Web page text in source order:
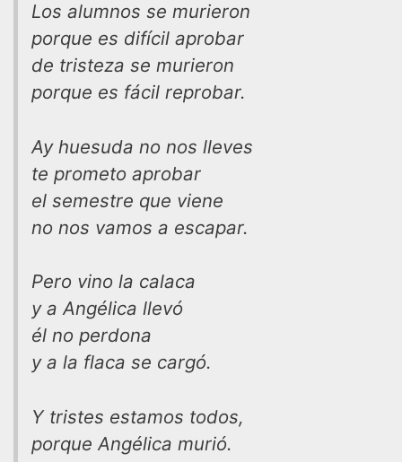
Los alumnos se murieron
porque es difícil aprobar
de tristeza se murieron
porque es fácil reprobar.
Ay huesuda no nos lleves
te prometo aprobar
el semestre que viene
no nos vamos a escapar.
Pero vino la calaca
y a Angélica llevó
él no perdona
y a la flaca se cargó.
Y tristes estamos todos,
porque Angélica murió.